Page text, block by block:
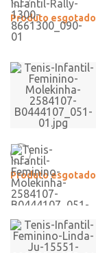
Produto esgotado
Produto esgotado